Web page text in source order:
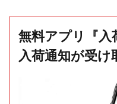
無料アプリ『入
入荷通知が受け